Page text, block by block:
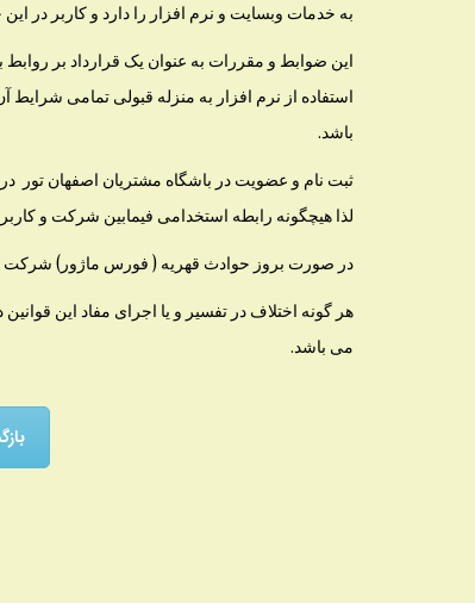
به خدمات وبسایت و نرم افزار را دارد و کاربر در
این ضوابط و مقررات به عنوان یک قرارداد بر
استفاده از نرم افزار به منزله قبولی تمامی
باشد.
ثبت نام و عضویت در باشگاه مشتریان اصفهان تور
لذا هیچگونه رابطه استخدامی فیمابین شرکت و
در صورت بروز حوادث قهریه ( فورس ماژور) شرکت
هر گونه اختلاف در تفسیر و یا اجرای مفاد این
می باشد.